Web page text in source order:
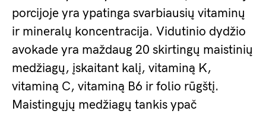
porcijoje yra ypatinga svarbiausių vitaminų
ir mineralų koncentracija. Vidutinio dydžio
avokade yra maždaug 20 skirtingų maistinių
medžiagų, įskaitant kalį, vitaminą K,
vitaminą C, vitaminą B6 ir folio rūgštį.
Maistingųjų medžiagų tankis ypač